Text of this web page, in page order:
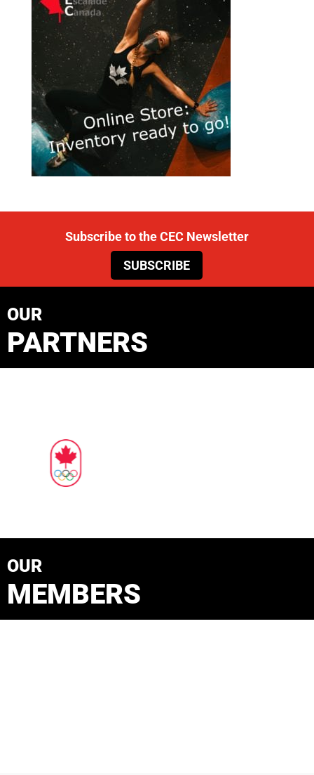
Subscribe to the CEC Newsletter
SUBSCRIBE
OUR
PARTNERS
OUR
MEMBERS